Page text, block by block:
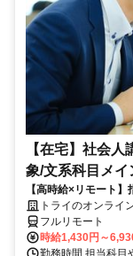
【在宅】社会
象/文系科目メ
【高時給×リモート
週1～OK！
トライのオンラ
フルリモート
時給1,430円～
勤務時間 担当科目